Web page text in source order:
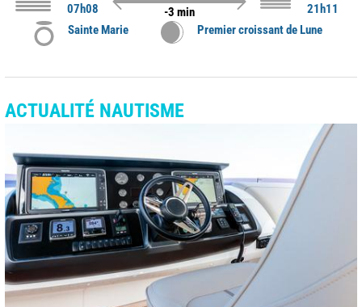
07h08
-3 min
21h11
Sainte Marie
Premier croissant de Lune
ACTUALITÉ NAUTISME